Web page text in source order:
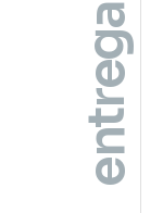
entrega